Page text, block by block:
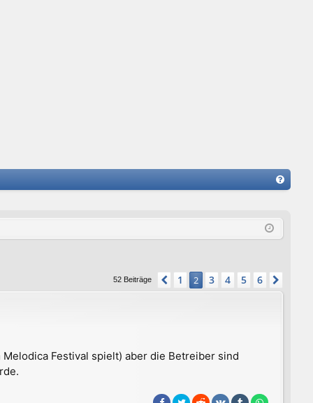
Q
52 Beiträge Vorherige
1 2 3 4 5 6
Festival spielt) aber die Betreiber sind